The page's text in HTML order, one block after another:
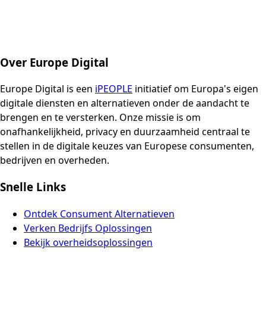
Over Europe Digital
Europe Digital is een iPEOPLE initiatief om Europa's eigen
digitale diensten en alternatieven onder de aandacht te
brengen en te versterken. Onze missie is om
onafhankelijkheid, privacy en duurzaamheid centraal te
stellen in de digitale keuzes van Europese consumenten,
bedrijven en overheden.
Snelle Links
Ontdek Consument Alternatieven
Verken Bedrijfs Oplossingen
Bekijk overheidsoplossingen